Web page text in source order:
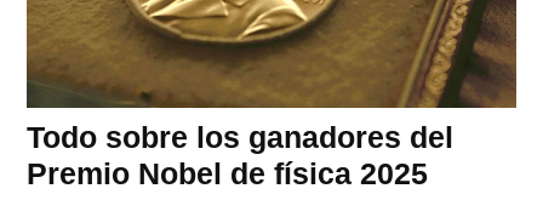
Todo sobre los ganadores del
Premio Nobel de física 2025